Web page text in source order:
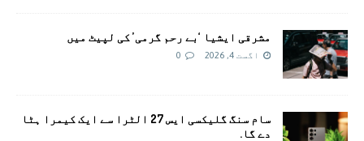
مشرقی ایشیا ‘بے رحم گرمی’ کی لپیٹ میں
اگست 4, 2026 0
سام سنگ گلیکسی ایس 27 الٹرا سے ایک کیمرا ہٹا
دے گا.